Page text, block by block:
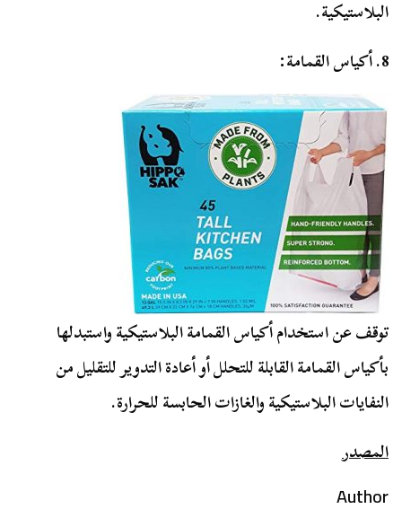
البلاستيكية.
8. أكياس القمامة:
توقف عن استخدام أكياس القمامة البلاستيكية واستبدلها
بأكياس القمامة القابلة للتحلل أو أعادة التدوير للتقليل من
النفايات البلاستيكية والغازات الحابسة للحرارة.
المصدر
Author